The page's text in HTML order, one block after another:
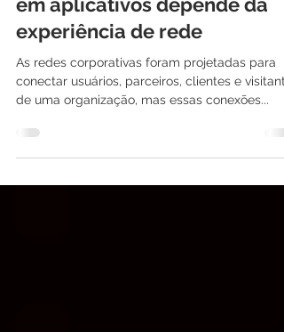
APM: A experiência do
em aplicativos depende da
experiência de rede
As redes corporativas foram projetadas para
conectar usuários, parceiros, clientes e
de uma organização, mas essas conexões...